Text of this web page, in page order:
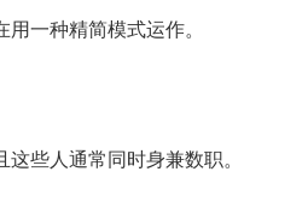
一种精简模式运作。
些人通常同时身兼数职。